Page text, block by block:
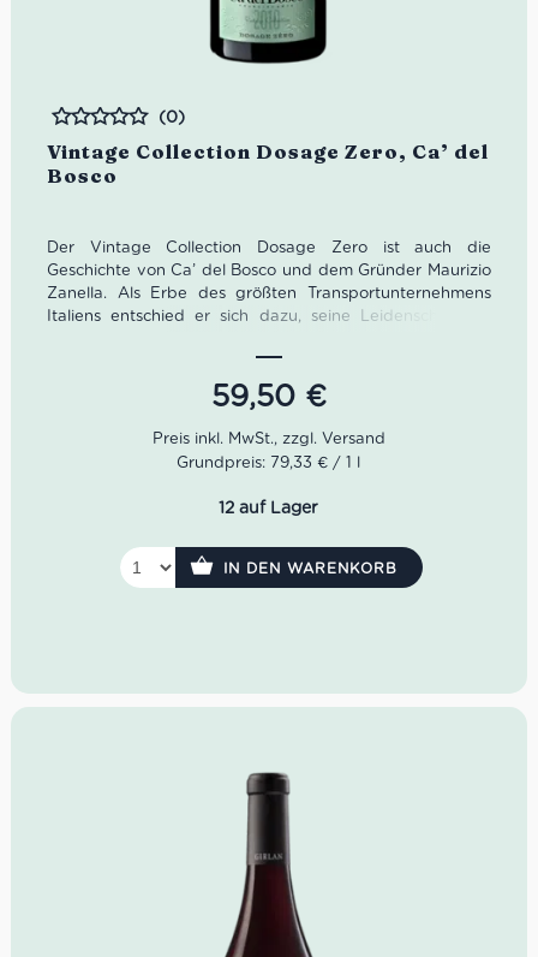
Vintage Collection Dosage Zero, Ca’ del
Bosco
Bewertet
(0)
Der Vintage Collection Dosage Zero ist auch die
Geschichte von Ca’ del Bosco und dem Gründer Maurizio
Zanella. Als Erbe des größten Transportunternehmens
Italiens entschied er sich dazu, seine Leidenschaft für
übernahm Zanella das von dichten Kastanienbäumen
und Weinbergen umgebene Haus seiner Mutter: das Ca’
del Bosco. Hier entwickelte Zanella mit dem Kellermeister
von Dom Perignon Monsieur Dubois die berühmte
Methode Ca’ del Bosco.
Der edle Vintage Collection Dosage Zero von Ca’ del
Bosco wertet jeden Anlass auf. Der Vintage Collection
Dosage Zero Brut von Ca’ del Bosco ist eine zauberhafte
Cuvée aus Chardonnay, Pinot Bianco sowie Pinot Nero.
Die Farbe ist elegant strohgelb mit leicht grünlichen
Farbe:Strohgelb mit grünlichen Nuancen
59,50 €
Grundpreis: 79,33 € / 1 l
12 auf Lager
IN DEN WARENKORB